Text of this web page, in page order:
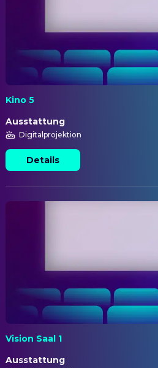
Kino 5
Ausstattung
Digitalprojektion
Details
Vision Saal 1
Ausstattung